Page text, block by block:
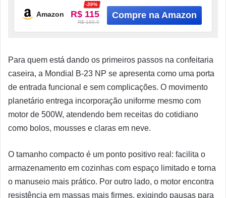
Amazon R$ 115
-39%
R$ 189.9
Para quem está dando os primeiros passos na confeitaria
caseira, a Mondial B-23 NP se apresenta como uma porta
de entrada funcional e sem complicações. O movimento
planetário entrega incorporação uniforme mesmo com
motor de 500W, atendendo bem receitas do cotidiano
como bolos, mousses e claras em neve.
O tamanho compacto é um ponto positivo real: facilita o
armazenamento em cozinhas com espaço limitado e torna
o manuseio mais prático. Por outro lado, o motor encontra
resistência em massas mais firmes, exigindo pausas para